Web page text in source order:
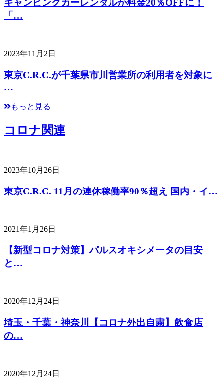
キャンピングカーレンタルが料金20％OFFに！
「…
2023年11月2日
東京C.R.C.が千葉県市川営業所の利用者を対象に
…
もっと見る
コロナ関連
2023年10月26日
東京C.R.C. 11月の連休稼働率90％超え 国内・イ…
2021年1月26日
【新型コロナ対策】パルスオキシメータの目安
と…
2020年12月24日
埼玉・千葉・神奈川【コロナ外出自粛】飲食店
の…
2020年12月24日